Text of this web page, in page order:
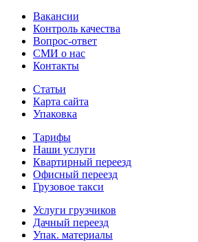
Вакансии
Контроль качества
Вопрос-ответ
СМИ о нас
Контакты
Статьи
Карта сайта
Упаковка
Тарифы
Наши услуги
Квартирный переезд
Офисный переезд
Грузовое такси
Услуги грузчиков
Дачный переезд
Упак. материалы